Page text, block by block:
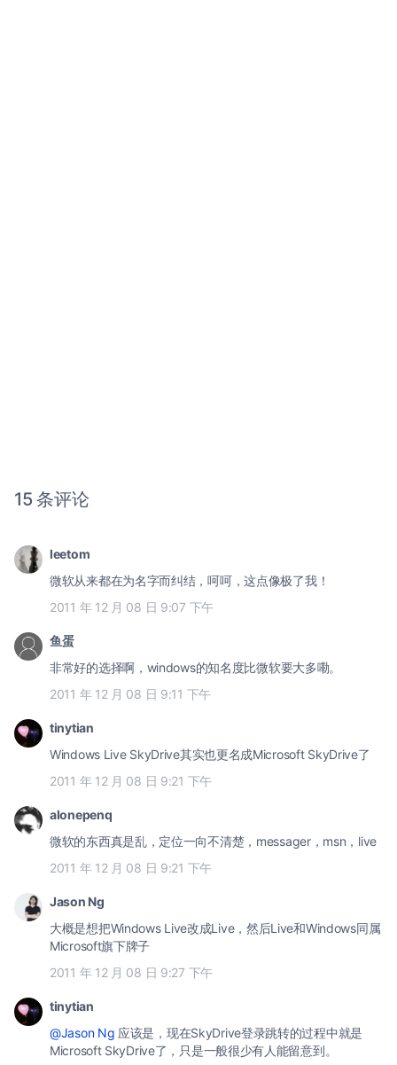
15 条评论
leetom
微软从来都在为名字而纠结，呵呵，这点像极了我！
2011 年 12 月 08 日 9:07 下午
鱼蛋
非常好的选择啊，windows的知名度比微软要大多嘞。
2011 年 12 月 08 日 9:11 下午
tinytian
Windows Live SkyDrive其实也更名成Microsoft SkyDrive了
2011 年 12 月 08 日 9:21 下午
alonepenq
微软的东西真是乱，定位一向不清楚，messager，msn，live
2011 年 12 月 08 日 9:21 下午
Jason Ng
大概是想把Windows Live改成Live，然后Live和Windows同属
Microsoft旗下牌子
2011 年 12 月 08 日 9:27 下午
tinytian
@Jason Ng 应该是，现在SkyDrive登录跳转的过程中就是
Microsoft SkyDrive了，只是一般很少有人能留意到。